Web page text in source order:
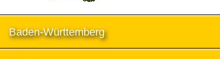
Baden-Württemberg